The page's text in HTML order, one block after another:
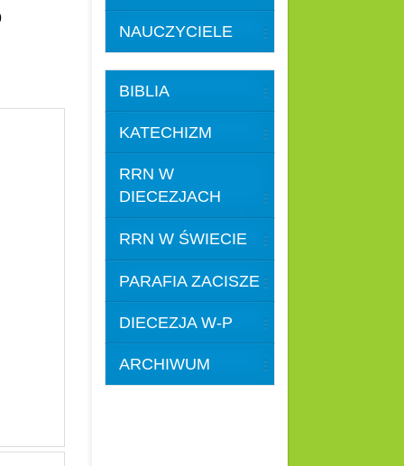
NAUCZYCIELE
BIBLIA
KATECHIZM
RRN W
DIECEZJACH
RRN W ŚWIECIE
PARAFIA ZACISZE
DIECEZJA W-P
ARCHIWUM